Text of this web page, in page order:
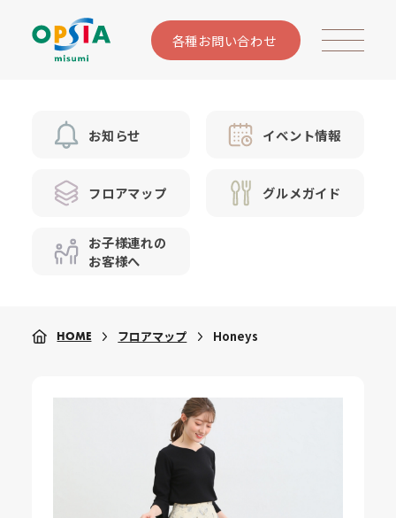
各種お問い合わせ
お知らせ イベント情報
フロアマップ グルメガイド
お子様連れの
お客様へ
HOME フロアマップ Honeys